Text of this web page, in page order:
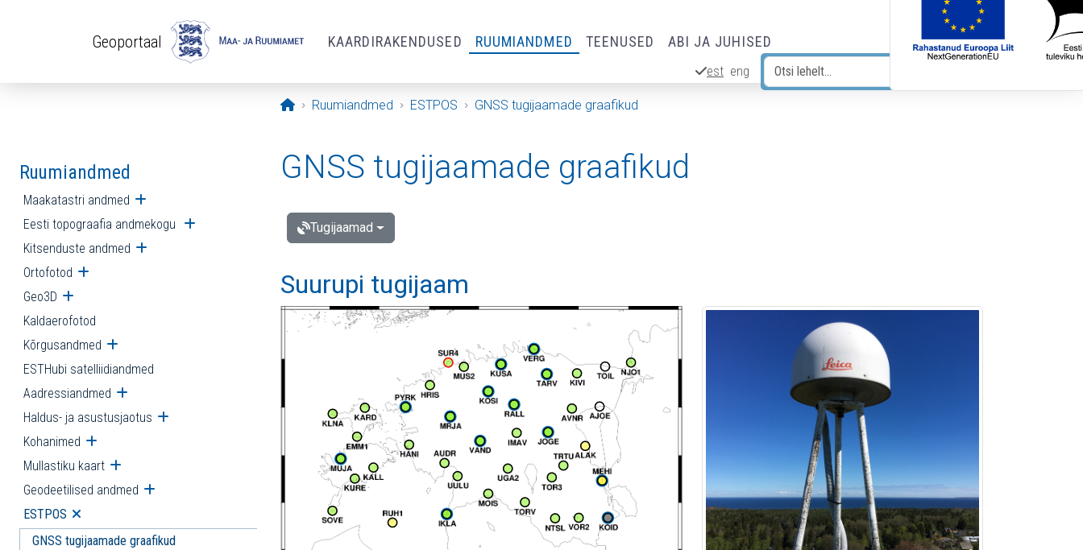
Geoportaal KAARDIRAKENDUSED RUUMIANDMED TEENUSED ABI JA JUHISED
est eng
Avaleht
Ruumiandmed ESTPOS GNSS tugijaamade graafikud
Ruumiandmed
Maakatastri andmed Ava alammenüü
Eesti topograafia andmekogu Ava alammenüü
Kitsenduste andmed Ava alammenüü
Ortofotod Ava alammenüü
Geo3D Ava alammenüü
Kaldaerofotod
Kõrgusandmed Ava alammenüü
ESTHubi satelliidiandmed
Aadressiandmed Ava alammenüü
Haldus- ja asustusjaotus Ava alammenüü
Kohanimed Ava alammenüü
Mullastiku kaart Ava alammenüü
Geodeetilised andmed Ava alammenüü
ESTPOS Ava alammenüü
GNSS tugijaamade graafikud
GNSS tugijaamade graafikud
Tugijaamad
Suurupi tugijaam